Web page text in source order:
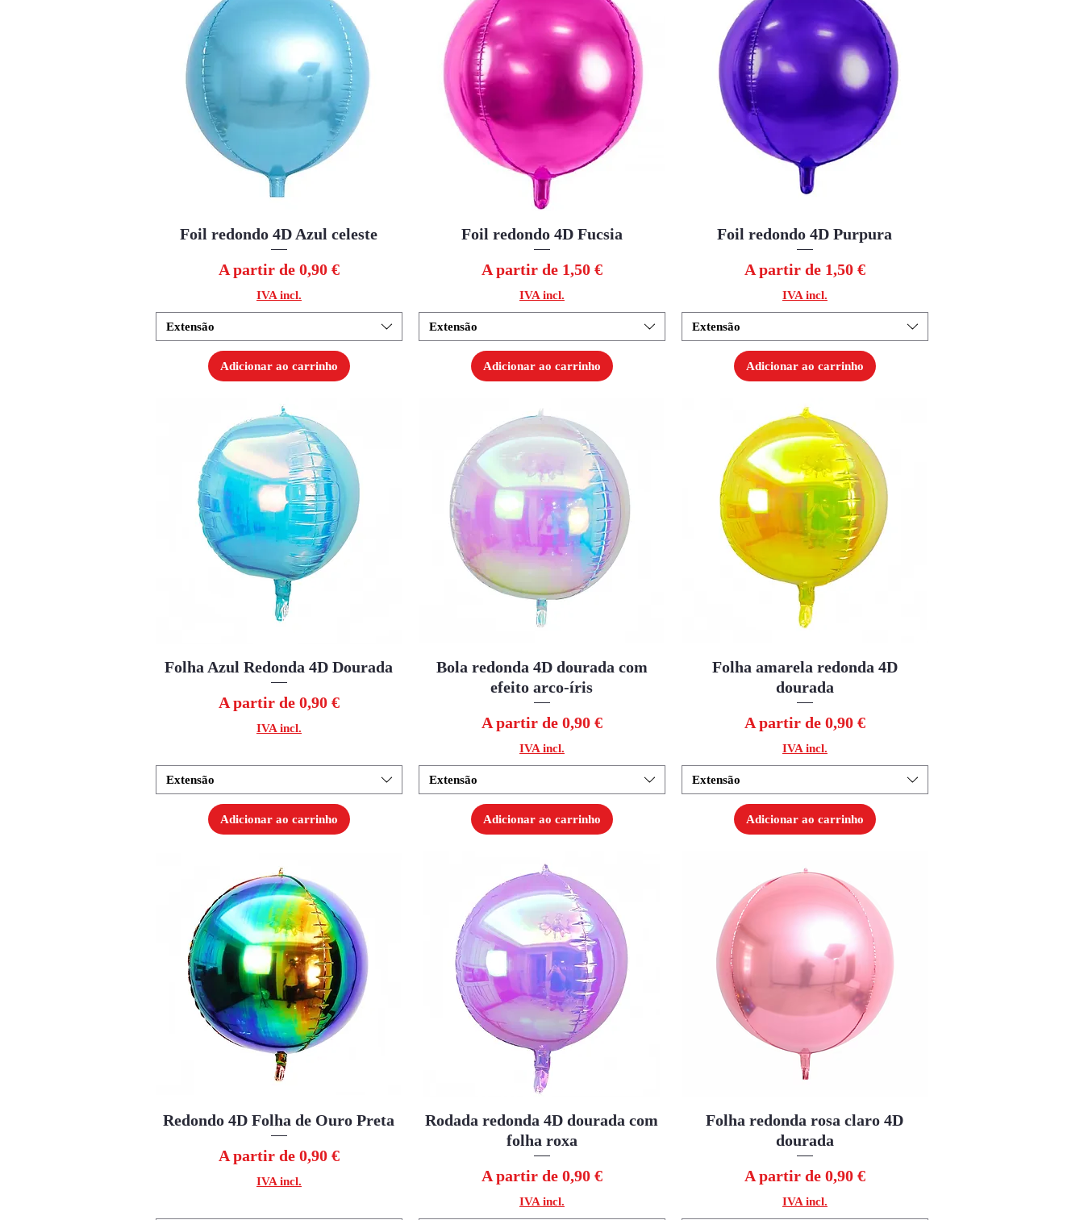
Visualização rápida
Foil redondo 4D Azul celeste
A partir de 0,90 €
Preço promocional
IVA incl.
Extensão
Adicionar ao carrinho
Visualização rápida
Foil redondo 4D Fucsia
A partir de 1,50 €
Preço promocional
IVA incl.
Extensão
Adicionar ao carrinho
Visualização rápida
Foil redondo 4D Purpura
A partir de 1,50 €
Preço promocional
IVA incl.
Extensão
Adicionar ao carrinho
Visualização rápida
Folha Azul Redonda 4D Dourada
A partir de 0,90 €
Preço promocional
IVA incl.
Extensão
Adicionar ao carrinho
Visualização rápida
Bola redonda 4D dourada com
efeito arco-íris
A partir de 0,90 €
Preço promocional
IVA incl.
Extensão
Adicionar ao carrinho
Visualização rápida
Folha amarela redonda 4D
dourada
A partir de 0,90 €
Preço promocional
IVA incl.
Extensão
Adicionar ao carrinho
Visualização rápida
Redondo 4D Folha de Ouro Preta
A partir de 0,90 €
Preço promocional
IVA incl.
Visualização rápida
Rodada redonda 4D dourada com
folha roxa
A partir de 0,90 €
Preço promocional
IVA incl.
Visualização rápida
Folha redonda rosa claro 4D
dourada
A partir de 0,90 €
Preço promocional
IVA incl.